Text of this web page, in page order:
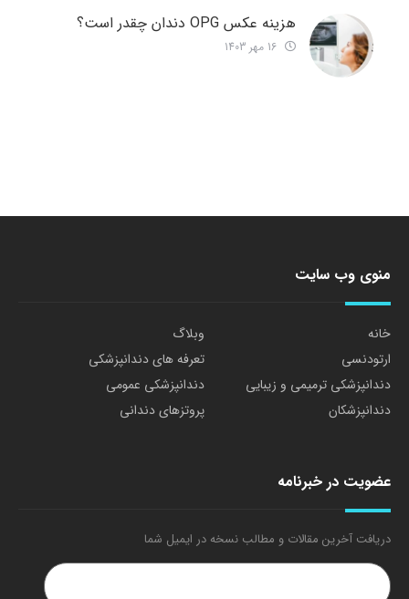
هزینه عکس OPG دندان چقدر است؟
منوی وب سایت
خانه
وبلاگ
ارتودنسی
تعرفه های دندانپزشکی
دندانپزشکی ترمیمی و زیبایی
دندانپزشکی عمومی
دندانپزشکان
پروتزهای دندانی
عضویت در خبرنامه
دریافت آخرین مقالات و مطالب نسخه در ایمیل شما